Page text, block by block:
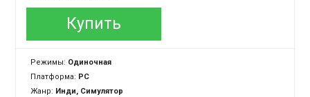
Купить
Режимы: Одиночная
Платформа: PC
Жанр: Инди, Симулятор